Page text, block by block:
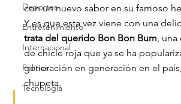
Deportes
Entretenimiento
Internacional
Política
Tecnología
con un nuevo sabor en su famoso
Y es que esta vez viene con una
trata del querido Bon Bon Bum, una
de chicle roja que ya se ha
generación en generación en el
chupeta.